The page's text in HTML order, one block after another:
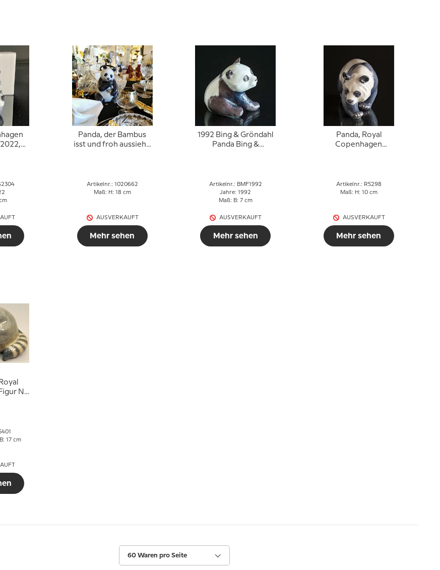
Panda, der Bambus
isst und froh aussieht,
Artikelnr.: 1020662
Maß: H: 18 cm
AUSVERKAUFT
Mehr sehen
1992 Bing & Gröndahl
Panda Bing &
Artikelnr.: BMF1992
Jahre: 1992
Maß: B: 7 cm
AUSVERKAUFT
Mehr sehen
Panda, Royal
Copenhagen
Artikelnr.: R5298
Maß: H: 10 cm
AUSVERKAUFT
Mehr sehen
Nr.
17 cm
60 Waren pro Seite